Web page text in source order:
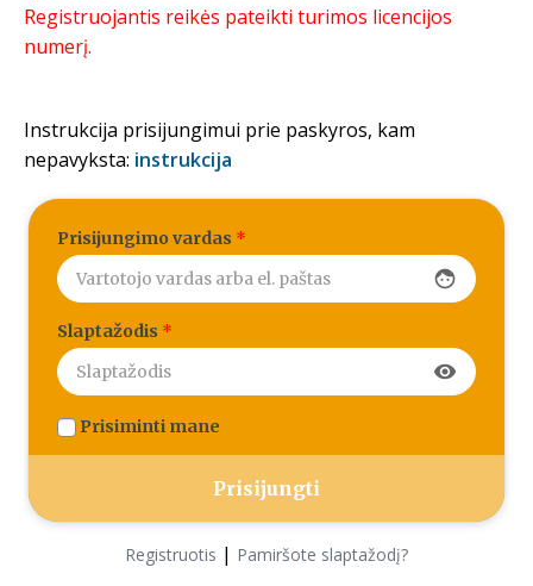
Registruojantis reikės pateikti turimos licencijos
numerį.
Instrukcija prisijungimui prie paskyros, kam
nepavyksta: instrukcija
Prisijungimo vardas *
face
Slaptažodis *
visibility
Prisiminti mane
Registruotis | Pamiršote slaptažodį?